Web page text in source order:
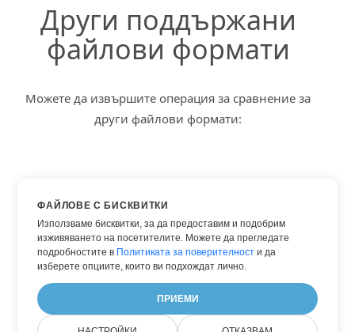
Други поддържани
файлови формати
Можете да извършите операция за сравнение за
други файлови формати:
Сравнете DOCX
Сравнете HTML
Сравнете PDF
Сравнете WORD
ФАЙЛОВЕ С БИСКВИТКИ
Използваме бисквитки, за да предоставим и подобрим
изживяването на посетителите. Можете да прегледате
подробностите в Политиката за поверителност и да
изберете опциите, които ви подхождат лично.
ПРИЕМИ